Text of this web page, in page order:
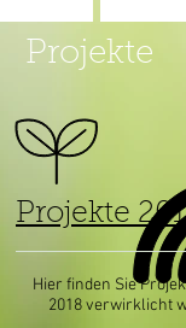
Projekte
Projekte
Hier finden Sie
2018 verwirklicht